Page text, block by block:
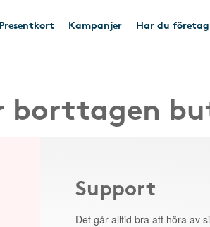
Presentkort Kampanjer Har du
borttagen
Support
Det går alltid bra att höra av